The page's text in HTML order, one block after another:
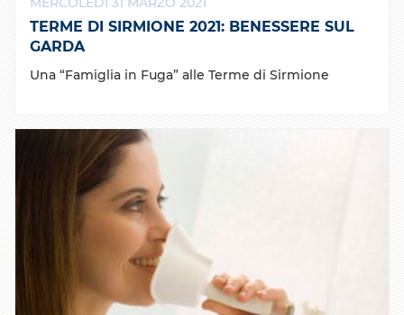
TERME DI SIRMIONE 2021: BENESSERE SUL
GARDA
Una “Famiglia in Fuga” alle Terme di Sirmione